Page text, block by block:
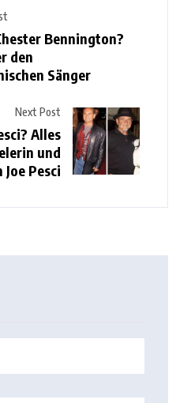
Bennington?
den
Sänger
Next Post
Alles
und
Pesci